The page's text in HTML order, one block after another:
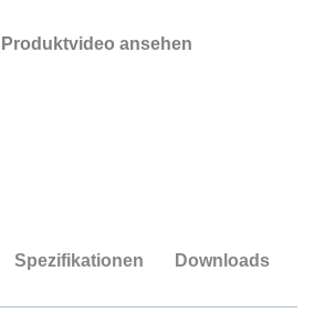
Produktvideo ansehen
Spezifikationen Downloads